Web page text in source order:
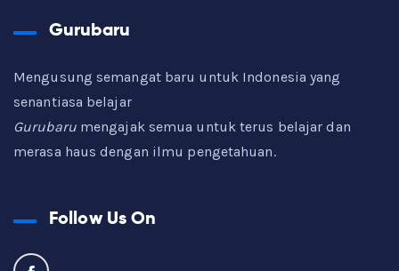
Gurubaru
Mengusung semangat baru untuk Indonesia yang
senantiasa belajar
Gurubarumengajak semua untuk terus belajar dan
merasa haus dengan ilmu pengetahuan.
Follow Us On